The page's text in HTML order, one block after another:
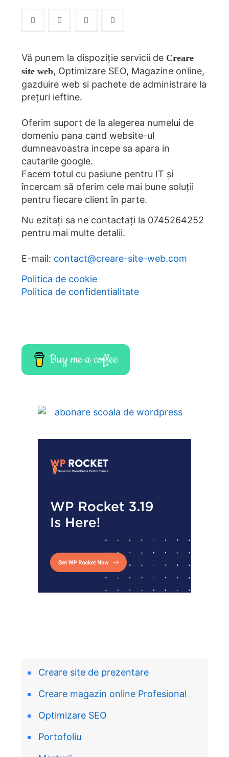
Vă punem la dispoziție servicii de Creare
site web, Optimizare SEO, Magazine online,
gazduire web si pachete de administrare la
prețuri ieftine.
Oferim suport de la alegerea numelui de
domeniu pana cand website-ul
dumneavoastra incepe sa apara in
cautarile google.
Facem totul cu pasiune pentru IT și
încercam să oferim cele mai bune soluții
pentru fiecare client în parte.
Nu ezitați sa ne contactați la 0745264252
pentru mai multe detalii.
E-mail: contact@creare-site-web.com
Politica de cookie
Politica de confidentialitate
Buy me a coffee
Creare site de prezentare
Creare magazin online Profesional
Optimizare SEO
Portofoliu